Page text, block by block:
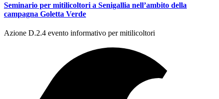
Seminario per mitilicoltori a Senigallia nell’ambito della
campagna Goletta Verde
Azione D.2.4 evento informativo per mitilicoltori